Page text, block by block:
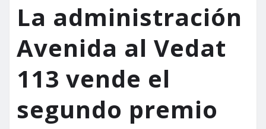
La administración
Avenida al Vedat
113 vende el
segundo premio